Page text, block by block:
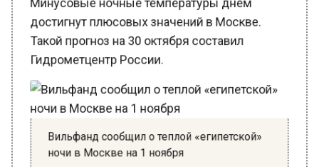
достигнут плюсовых значений в Москве.
Такой прогноз на 30 октября составил
Гидрометцентр России.
Вильфанд сообщил о теплой «египетской»
ночи в Москве на 1 ноября